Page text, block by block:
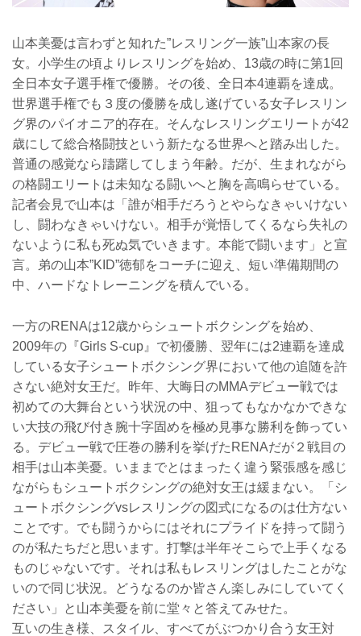
山本美憂は言わずと知れた”レスリング一族”山本家の長
女。小学生の頃よりレスリングを始め、13歳の時に第1回
全日本女子選手権で優勝。その後、全日本4連覇を達成。
世界選手権でも３度の優勝を成し遂げている女子レスリン
グ界のパイオニア的存在。そんなレスリングエリートが42
歳にして総合格闘技という新たなる世界へと踏み出した。
普通の感覚なら躊躇してしまう年齢。だが、生まれながら
の格闘エリートは未知なる闘いへと胸を高鳴らせている。
記者会見で山本は「誰が相手だろうとやらなきゃいけない
し、闘わなきゃいけない。相手が覚悟してくるなら失礼の
ないように私も死ぬ気でいきます。本能で闘います」と宣
言。弟の山本”KID”徳郁をコーチに迎え、短い準備期間の
中、ハードなトレーニングを積んでいる。
一方のRENAは12歳からシュートボクシングを始め、
2009年の『Girls S-cup』で初優勝、翌年には2連覇を達成
している女子シュートボクシング界において他の追随を許
さない絶対女王だ。昨年、大晦日のMMAデビュー戦では
初めての大舞台という状況の中、狙ってもなかなかできな
い大技の飛び付き腕十字固めを極め見事な勝利を飾ってい
る。デビュー戦で圧巻の勝利を挙げたRENAだが２戦目の
相手は山本美憂。いままでとはまったく違う緊張感を感じ
ながらもシュートボクシングの絶対女王は緩まない。「シ
ュートボクシングvsレスリングの図式になるのは仕方ない
ことです。でも闘うからにはそれにプライドを持って闘う
のが私たちだと思います。打撃は半年そこらで上手くなる
ものじゃないです。それは私もレスリングはしたことがな
いので同じ状況。どうなるのか皆さん楽しみにしていてく
ださい」と山本美憂を前に堂々と答えてみせた。
互いの生き様、スタイル、すべてがぶつかり合う女王対